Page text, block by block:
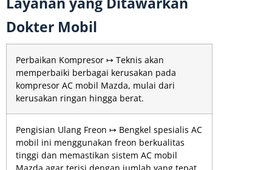
Dokter Mobil
Perbaikan Kompresor ↦ Teknis akan
memperbaiki berbagai kerusakan pada
kompresor AC mobil Mazda, mulai dari
kerusakan ringan hingga berat.
Pengisian Ulang Freon ↦ Bengkel spesialis AC
mobil ini menggunakan freon berkualitas
tinggi dan memastikan sistem AC mobil